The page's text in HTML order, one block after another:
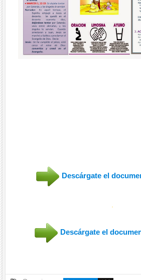
Descárgate el
.
Descárgate el